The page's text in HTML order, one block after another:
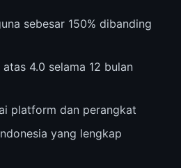
sebesar 150% dibanding
4.0 selama 12 bulan
platform dan perangkat
yang lengkap